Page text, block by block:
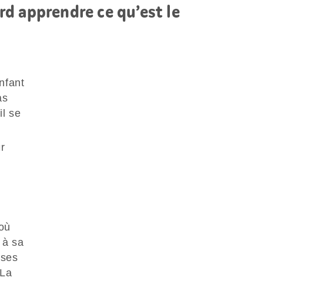
apprendre ce qu’est le
se
à sa